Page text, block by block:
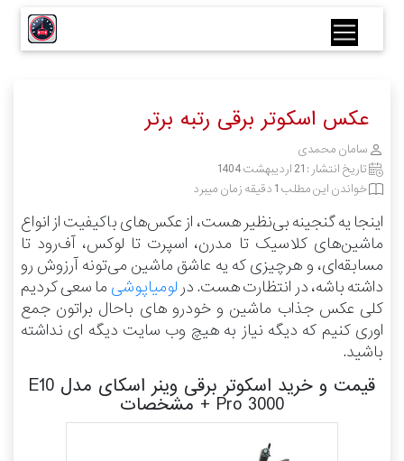
عکس اسکوتر برقی رتبه برتر
سامان محمدی
تاریخ انتشار : 21 اردیبهشت 1404
خواندن این مطلب 1 دقیقه زمان میبرد
اینجا یه گنجینه بی‌نظیر هست، از عکس‌های باکیفیت از انواع
ماشین‌های کلاسیک تا مدرن، اسپرت تا لوکس، آف‌رود تا
مسابقه‌ای، و هرچیزی که یه عاشق ماشین می‌تونه آرزوش رو
داشته باشه، در انتظارت هست.در لومیاپوشی ما سعی کردیم
کلی عکس جذاب ماشین و خودرو های باحال براتون جمع
اوری کنیم که دیگه نیاز به هیچ وب سایت دیگه ای نداشته
باشید.
قیمت و خرید اسکوتر برقی وینر اسکای مدل E10
Pro 3000 + مشخصات